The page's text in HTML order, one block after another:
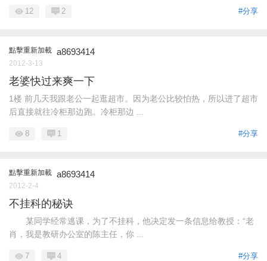
#分享
12 2
點擊重新加載 a8693414
2012-3-13
老婆快过来爽一下
1楼 前几天我跟老公一起逛超市。因为老公比较怕热，所以进了超市
后直接就往冷柜那边跑。冷柜那边 ...
#分享
8 1
點擊重新加載 a8693414
2012-2-4
不挂科的秘诀
某同学经常逃课，为了不挂科，他决定发一条信息给教授：“老
肖，我是教研办公室的陈主任，你 ...
#分享
7 4